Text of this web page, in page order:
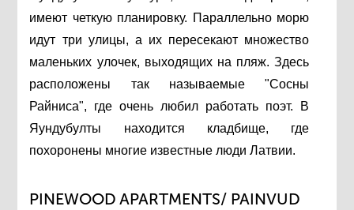
имеют четкую планировку. Параллельно морю
идут три улицы, а их пересекают множество
маленьких улочек, выходящих на пляж. Здесь
расположены так называемые "Сосны
Райниса", где очень любил работать поэт. В
Яундубулты находится кладбище, где
похоронены многие известные люди Латвии.
PINEWOOD APARTMENTS/ PAINVUD